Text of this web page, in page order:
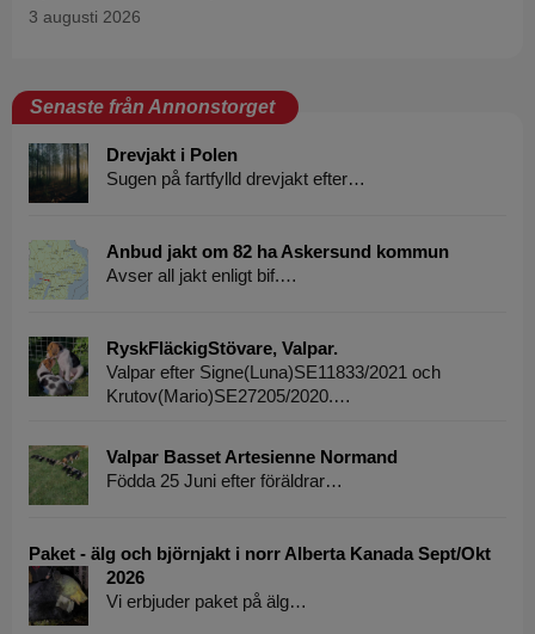
3 augusti 2026
Senaste från Annonstorget
Drevjakt i Polen
Sugen på fartfylld drevjakt efter…
Anbud jakt om 82 ha Askersund kommun
Avser all jakt enligt bif.…
RyskFläckigStövare, Valpar.
Valpar efter Signe(Luna)SE11833/2021 och
Krutov(Mario)SE27205/2020.…
Valpar Basset Artesienne Normand
Födda 25 Juni efter föräldrar…
Paket - älg och björnjakt i norr Alberta Kanada Sept/Okt
2026
Vi erbjuder paket på älg…